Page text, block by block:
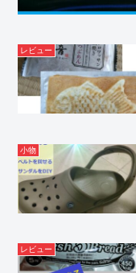
レビュー
小物
レビュー